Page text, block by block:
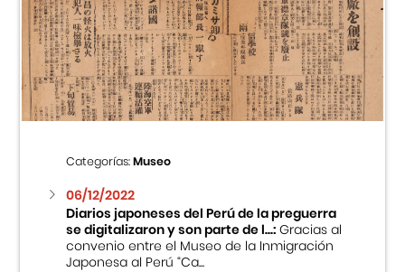
Categorías:Museo
06/12/2022
Diarios japoneses del Perú de la preguerra
se digitalizaron y son parte de l...:Gracias al
convenio entre el Museo de la Inmigración
Japonesa al Perú “Ca...